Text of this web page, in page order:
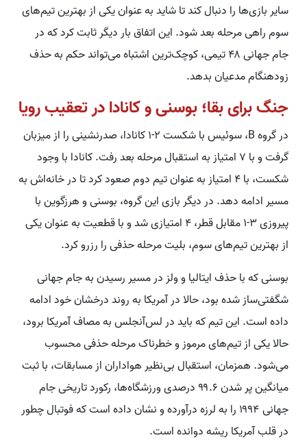
سایر بازی‌ها را دنبال کند تا شاید به عنوان یکی از بهترین تیم‌های
سوم راهی مرحله بعد شود. این اتفاق بار دیگر ثابت کرد که در
جام جهانی ۴۸ تیمی، کوچک‌ترین اشتباه می‌تواند حکم به حذف
زودهنگام مدعیان بدهد.
جنگ برای بقا؛ بوسنی و کانادا در تعقیب رویا
در گروه B، سوئیس با شکست ۲-۱ کانادا، صدرنشینی را از میزبان
گرفت و با ۷ امتیاز به استقبال مرحله بعد رفت. کانادا با وجود
شکست، با ۴ امتیاز به عنوان تیم دوم صعود کرد تا در خانه‌اش به
مسیر ادامه دهد. در دیگر بازی این گروه، بوسنی و هرزگوین با
پیروزی ۳-۱ مقابل قطر، ۴ امتیازی شد و با قطعیت به عنوان یکی
از بهترین تیم‌های سوم، بلیت مرحله حذفی را رزرو کرد.
بوسنی که با حذف ایتالیا و ولز در مسیر رسیدن به جام جهانی
شگفتی‌ساز شده بود، حالا در آمریکا به روند درخشان خود ادامه
داده است. این تیم که باید در لس‌آنجلس به مصاف آمریکا برود،
حالا یکی از تیم‌های مرموز و خطرناک مرحله حذفی محسوب
می‌شود. همزمان، استقبال بی‌نظیر هواداران از مسابقات، با ثبت
میانگین پر شدن ۹۹.۶ درصدی ورزشگاه‌ها، رکورد تاریخی جام
جهانی ۱۹۹۴ را به لرزه درآورده و نشان داده است که فوتبال چطور
در قلب آمریکا ریشه دوانده است.